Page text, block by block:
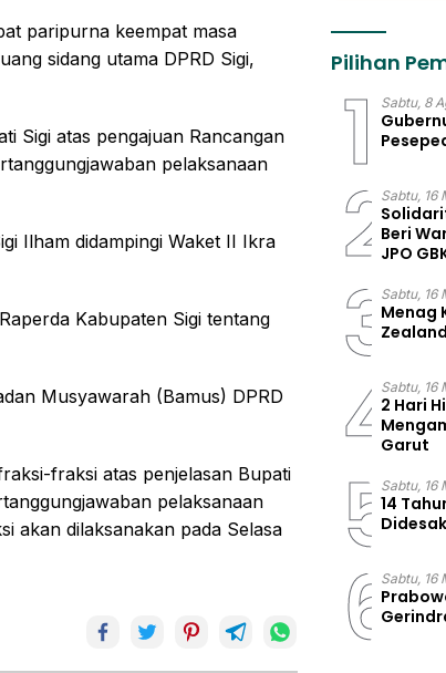
paripurna keempat masa
sidang utama DPRD Sigi,
Sigi atas pengajuan Rancangan
pelaksanaan
Ilham didampingi Waket II Ikra
Kabupaten Sigi tentang
Musyawarah (Bamus) DPRD
fraksi atas penjelasan Bupati
pelaksanaan
akan dilaksanakan pada Selasa
Pilihan
1 Sabtu, 8
2Sabtu, 16
Beri
JPO
3Sabtu, 16
Menag
4Sabtu, 16
2 Hari
Garut
5Sabtu, 16
14
6Sabtu, 16